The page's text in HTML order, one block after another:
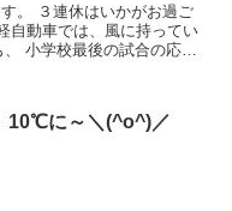
過ご
自動車では、風に持ってい
10℃に～＼(^o^)／